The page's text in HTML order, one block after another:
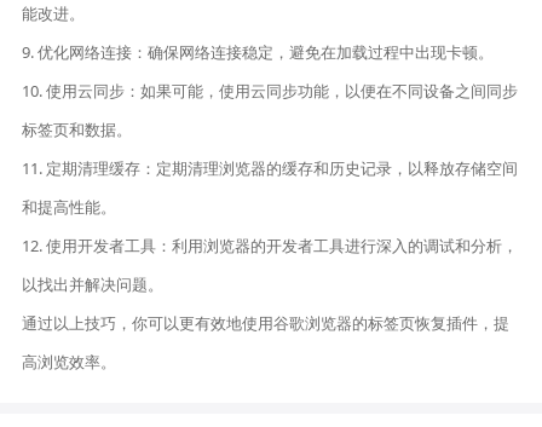
能改进。
9. 优化网络连接：确保网络连接稳定，避免在加载过程中出现卡顿。
10. 使用云同步：如果可能，使用云同步功能，以便在不同设备之间同步
标签页和数据。
11. 定期清理缓存：定期清理浏览器的缓存和历史记录，以释放存储空间
和提高性能。
12. 使用开发者工具：利用浏览器的开发者工具进行深入的调试和分析，
以找出并解决问题。
通过以上技巧，你可以更有效地使用谷歌浏览器的标签页恢复插件，提
高浏览效率。